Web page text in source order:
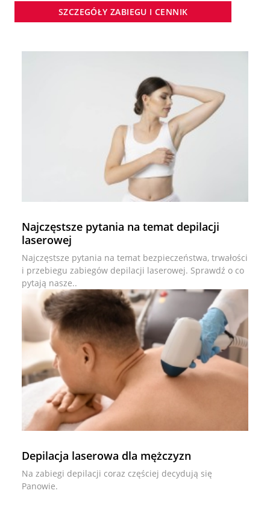
SZCZEGÓŁY ZABIEGU I CENNIK
Najczęstsze pytania na temat depilacji
laserowej
Najczęstsze pytania na temat bezpieczeństwa, trwałości
i przebiegu zabiegów depilacji laserowej. Sprawdź o co
pytają nasze..
Depilacja laserowa dla mężczyzn
Na zabiegi depilacji coraz częściej decydują się
Panowie.